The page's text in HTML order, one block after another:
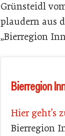
Grünsteidl
plaudern aus
„Bierregion
Bierregion
Hier geht’s
Bierregion